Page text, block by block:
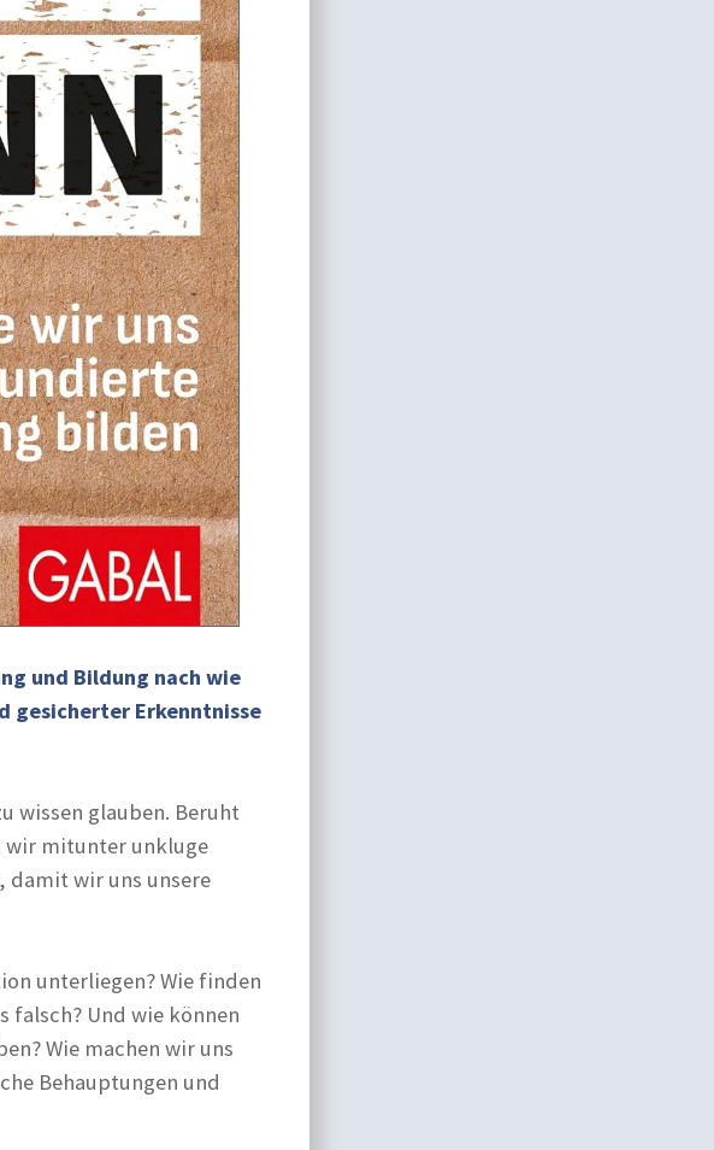
und Bildung nach wie
gesicherter Erkenntnisse
wissen glauben. Beruht
wir mitunter unkluge
damit wir uns unsere
unterliegen? Wie finden
falsch? Und wie können
Wie machen wir uns
Behauptungen und